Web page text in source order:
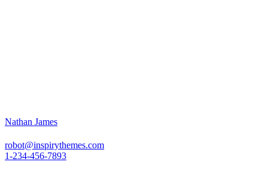
Nathan James
robot@inspirythemes.com
1-234-456-7893